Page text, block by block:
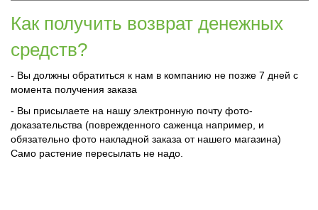
Как получить возврат денежных
средств?
- Вы должны обратиться к нам в компанию не позже 7 дней с
момента получения заказа
- Вы присылаете на нашу электронную почту фото-
доказательства (поврежденного саженца например, и
обязательно фото накладной заказа от нашего магазина)
Само растение пересылать не надо.